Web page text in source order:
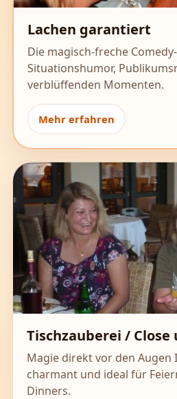
Lachen garantiert
Die magisch-freche
Situationshumor,
verblüffenden Momenten.
Mehr erfahren
Tischzauberei / Close
Magie direkt vor den Augen
charmant und ideal für
Dinners.